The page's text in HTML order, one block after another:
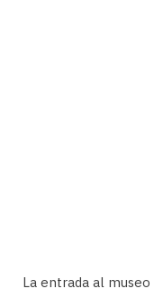
La entrada al museo